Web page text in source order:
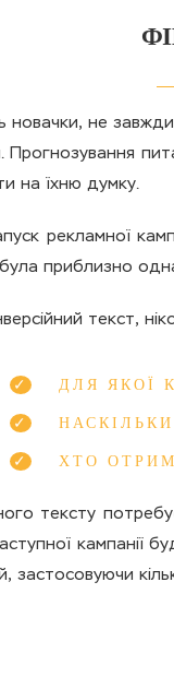
новачки, не
Прогнозування
на їхню думку.
рекламної
приблизно
текст,
ДЛЯ ЯКОЇ
ХТО
тексту
кампанії
застосовуючи